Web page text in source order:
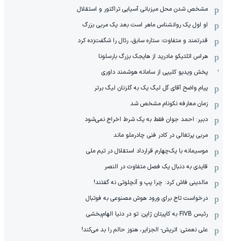
مشخص شدن محل میزبانی آسیایی تراکتور و استقلال
او اول یک روانشناس ماهر است بعد یک مربی بزرگ
قدرتمند و متفاوت: ستاره سابق، رئال را شگفت‌زده کرد
هراس اتلتیکو مادرید از هایجک بزرگ بارسلونا
پخش ویدیو کلیپی از سامانه هوشمند داوری
پیام واضح آقای گل لیگ یک به گلزنان لیگ برتر
زمان معارفه نکونام مشخص شد
دبیر: احمد جوان فقط به یک شرط اخراج نمی‌شود
مربی پرتغالی در کادر فنی چادرملو ماند
موسیمانه با یک‌چهارم قرارداد استقلال در تیم ملی
قایدی به دنبال یک فصل متفاوت در النصر
مالدینی فاش کرد: چرا پپ و آنچلوتی نه گفتند!
درخواست تاج برای ورود هوش مصنوعی به فوتبال
رئیس FIVB به کاپیتان ژاپن: تو در دنیا الهام‌بخشی
علی نعمتی: اتریش- الجزایر، هنوز حالم را بد می‌کند!